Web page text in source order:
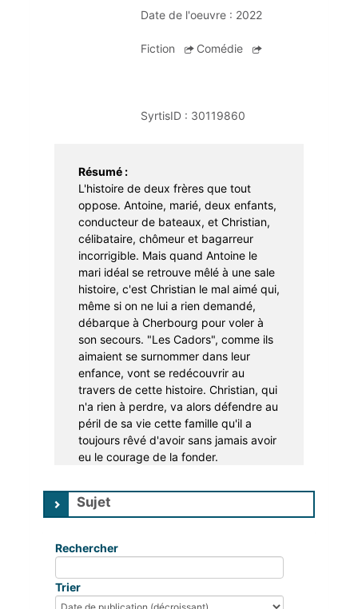
Date de l'oeuvre : 2022
Fiction Comédie
SyrtisID : 30119860
Résumé :
L'histoire de deux frères que tout
oppose. Antoine, marié, deux enfants,
conducteur de bateaux, et Christian,
célibataire, chômeur et bagarreur
incorrigible. Mais quand Antoine le
mari idéal se retrouve mêlé à une sale
histoire, c'est Christian le mal aimé qui,
même si on ne lui a rien demandé,
débarque à Cherbourg pour voler à
son secours. "Les Cadors", comme ils
aimaient se surnommer dans leur
enfance, vont se redécouvrir au
travers de cette histoire. Christian, qui
n'a rien à perdre, va alors défendre au
péril de sa vie cette famille qu'il a
toujours rêvé d'avoir sans jamais avoir
eu le courage de la fonder.
Sujet
Rechercher
Trier